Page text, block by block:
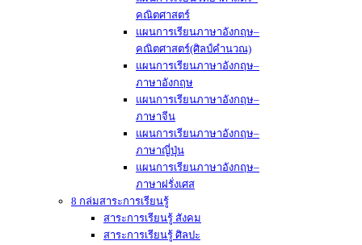
คณิตศาสตร์
แผนการเรียนภาษาอังกฤษ–
คณิตศาสตร์(ศิลป์คำนวณ)
แผนการเรียนภาษาอังกฤษ–
ภาษาอังกฤษ
แผนการเรียนภาษาอังกฤษ–
ภาษาจีน
แผนการเรียนภาษาอังกฤษ–
ภาษาญี่ปุ่น
แผนการเรียนภาษาอังกฤษ–
ภาษาฝรั่งเศส
8 กล่มสาระการเรียนรู้
สาระการเรียนรู้ สังคม
สาระการเรียนรู้ ศิลปะ